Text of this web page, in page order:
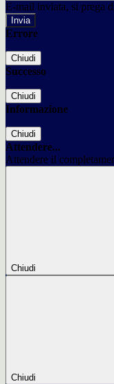
E-mail inviata, si prega
Errore
Chiudi
Successo
Chiudi
Informazione
Chiudi
Attendere...
Attendere il
Chiudi
Chiudi